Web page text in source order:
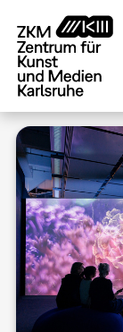
zum
Inhalt